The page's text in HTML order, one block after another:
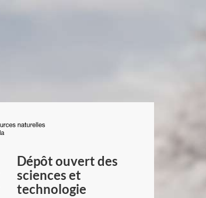
du
Canada
Dépôt ouvert des
sciences et
technologie